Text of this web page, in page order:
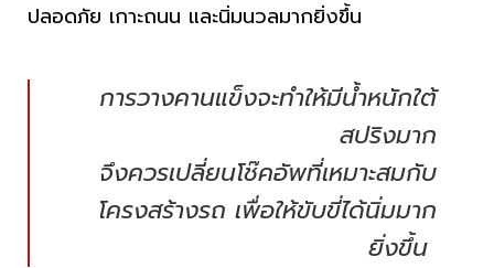
ปลอดภัย เกาะถนน และนิ่มนวลมากยิ่งขึ้น
การวางคานแข็งจะทำให้มีน้ำหนักใต้
สปริงมาก
จึงควรเปลี่ยนโช๊คอัพที่เหมาะสมกับ
โครงสร้างรถ เพื่อให้ขับขี่ได้นิ่มมาก
ยิ่งขึ้น